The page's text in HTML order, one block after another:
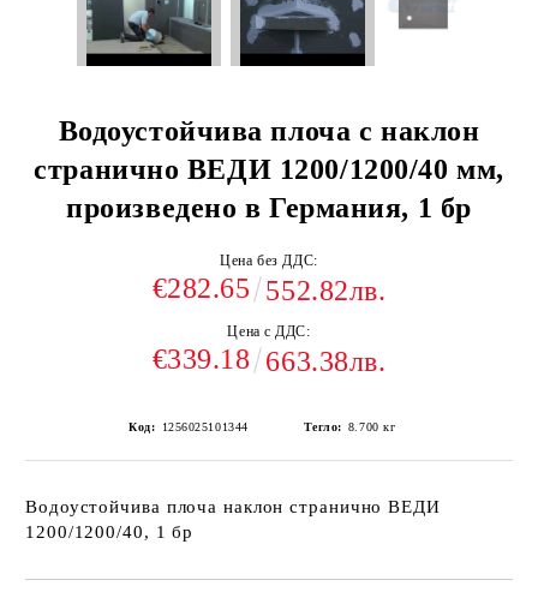
Водоустойчива плоча с наклон
странично ВЕДИ 1200/1200/40 мм,
произведено в Германия, 1 бр
Цена без ДДС:
€282.65 552.82лв.
Цена с ДДС:
€339.18 663.38лв.
Код: 1256025101344 Тегло: 8.700 кг
Водоустойчива плоча наклон странично ВЕДИ
1200/1200/40, 1 бр